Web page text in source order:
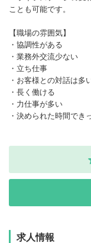
ことも可能です。
【職場の雰囲気】
・協調性がある
・業務外交流少ない
・立ち仕事
・お客様との対話は多
・長く働ける
・力仕事が多い
・決められた時間でき
求人情報